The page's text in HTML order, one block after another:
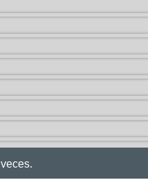
veces.